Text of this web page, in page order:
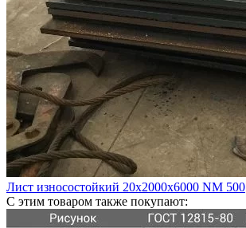
Лист износостойкий 20х2000х6000 NM 500
С этим товаром также покупают: